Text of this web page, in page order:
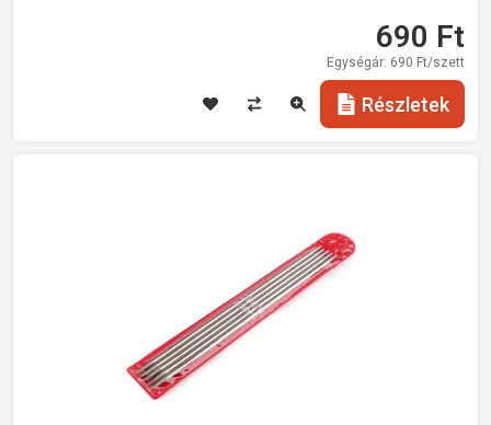
690 Ft
Egységár: 690 Ft/szett
Részletek